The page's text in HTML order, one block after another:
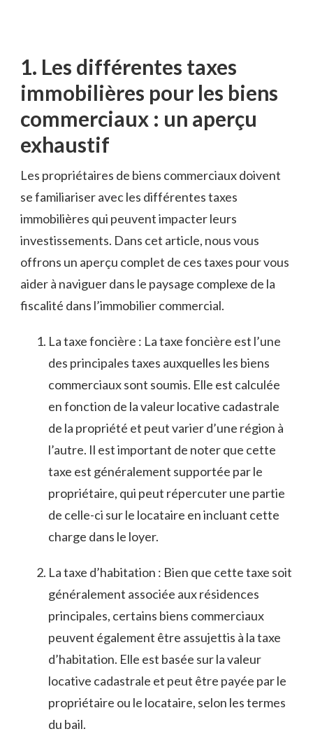
1. Les différentes taxes
⁢immobilières pour les biens
commerciaux : un aperçu
exhaustif
Les propriétaires de biens commerciaux ⁣doivent
se familiariser⁣ avec les différentes taxes‌
immobilières ⁤qui ⁣peuvent impacter leurs ​
investissements. Dans cet article, nous vous
offrons ⁤un aperçu‌ complet de ces taxes⁣ pour vous
aider à naviguer dans ‌le paysage complexe de la
fiscalité dans l’immobilier commercial.
La taxe foncière : La taxe foncière est ​l’une
des principales taxes auxquelles les⁢ biens
commerciaux sont‍ soumis. ⁣Elle est calculée
en fonction ‍de la valeur locative​ cadastrale
‌de la propriété​ et peut varier d’une région à
l’autre. ‌Il est important de noter que cette
taxe est ‌généralement supportée ‍par‌ le
propriétaire,‌ qui peut répercuter une partie
de​ celle-ci​ sur le locataire en incluant cette⁢
charge ​dans ‍le loyer.
La taxe d’habitation⁢ : Bien ‍que cette taxe soit
‌généralement associée aux ⁤résidences
principales, certains ‍biens commerciaux
peuvent également⁤ être assujettis​ à⁤ la taxe
d’habitation. Elle est ⁢basée sur⁤ la valeur⁢
locative ⁢cadastrale et peut être​ payée‍ par​ le ​
propriétaire ou le locataire, selon les termes
du bail.